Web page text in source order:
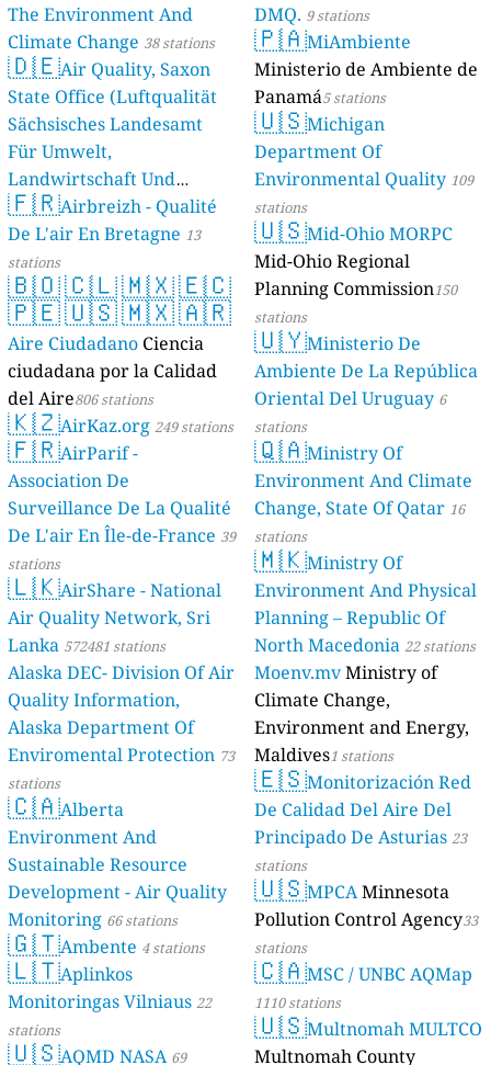
The Environment And
Climate Change 38 stations
🇩🇪Air Quality, Saxon
State Office (Luftqualität
Sächsisches Landesamt
Für Umwelt,
Landwirtschaft Und
Geologie) 50 stations
🇫🇷Airbreizh - Qualité
De L'air En Bretagne 13
stations
🇧🇴🇨🇱🇲🇽🇪🇨
🇵🇪🇺🇸🇲🇽🇦🇷
Aire Ciudadano Ciencia
ciudadana por la Calidad
del Aire806 stations
🇰🇿AirKaz.org 249 stations
🇫🇷AirParif -
Association De
Surveillance De La Qualité
De L'air En Île-de-France 39
stations
🇱🇰AirShare - National
Air Quality Network, Sri
Lanka 572481 stations
Alaska DEC- Division Of Air
Quality Information,
Alaska Department Of
Enviromental Protection 73
stations
🇨🇦Alberta
Environment And
Sustainable Resource
Development - Air Quality
Monitoring 66 stations
🇬🇹Ambente 4 stations
🇱🇹Aplinkos
Monitoringas Vilniaus 22
stations
🇺🇸AQMD NASA 69
DMQ. 9 stations
🇵🇦MiAmbiente
Ministerio de Ambiente de
Panamá5 stations
🇺🇸Michigan
Department Of
Environmental Quality 109
stations
🇺🇸Mid-Ohio MORPC
Mid-Ohio Regional
Planning Commission150
stations
🇺🇾Ministerio De
Ambiente De La República
Oriental Del Uruguay 6
stations
🇶🇦Ministry Of
Environment And Climate
Change, State Of Qatar 16
stations
🇲🇰Ministry Of
Environment And Physical
Planning – Republic Of
North Macedonia 22 stations
Moenv.mvMinistry of
Climate Change,
Environment and Energy,
Maldives1 stations
🇪🇸Monitorización Red
De Calidad Del Aire Del
Principado De Asturias 23
stations
🇺🇸MPCAMinnesota
Pollution Control Agency33
stations
🇨🇦MSC / UNBC AQMap
1110 stations
🇺🇸Multnomah MULTCO
Multnomah County